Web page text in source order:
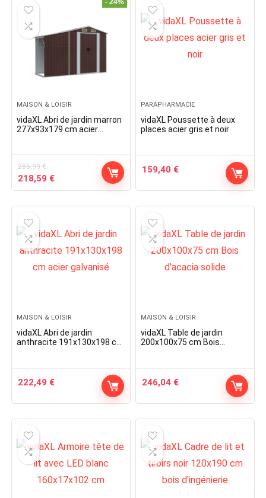
- 24%
MAISON & LOISIR
vidaXL Abri de jardin marron
277x93x179 cm acier
285,99€
Original
price
218,59 €Current
price
PARAPHARMACIE
vidaXL Poussette à deux
places acier gris et noir
159,40 €
MAISON & LOISIR
vidaXL Abri de jardin
anthracite 191x130x198 cm
222,49 €
MAISON & LOISIR
vidaXL Table de jardin
200x100x75 cm Bois
246,04 €